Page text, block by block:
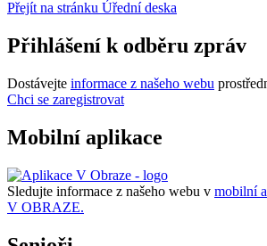
Přejít na stránku Úřední deska
Přihlášení k odběru zpráv
Dostávejte informace z našeho webu
Chci se zaregistrovat
Mobilní aplikace
Sledujte informace z našeho webu v mobilní
V OBRAZE.